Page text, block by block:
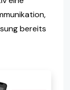
bereits